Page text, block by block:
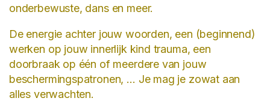
onderbewuste, dans en meer.
De energie achter jouw woorden, een (beginnend)
werken op jouw innerlijk kind trauma, een
doorbraak op één of meerdere van jouw
beschermingspatronen, … Je mag je zowat aan
alles verwachten.